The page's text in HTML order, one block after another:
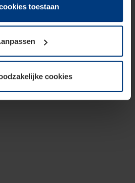
recht om cookies op uw
vereist is. Voor alle andere
benodigd. Uw
moment bij de uitleg van de
toestaan
cookies